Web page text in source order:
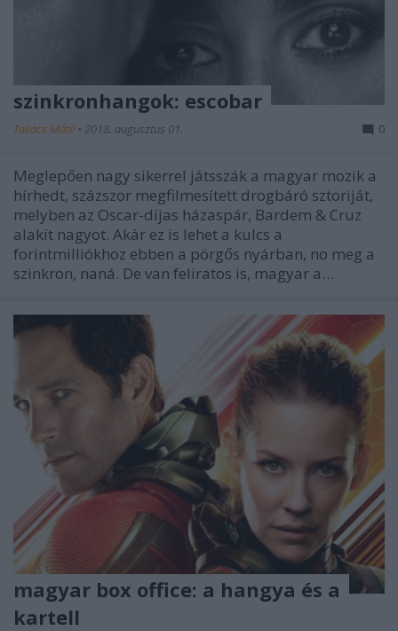
szinkronhangok: escobar
Takács Máté • 2018. augusztus 01. 0
Meglepően nagy sikerrel játsszák a magyar mozik a
hírhedt, százszor megfilmesített drogbáró sztoriját,
melyben az Oscar-díjas házaspár, Bardem & Cruz
alakít nagyot. Akár ez is lehet a kulcs a
forintmilliókhoz ebben a pörgős nyárban, no meg a
szinkron, naná. De van feliratos is, magyar a…
magyar box office: a hangya és a
kartell